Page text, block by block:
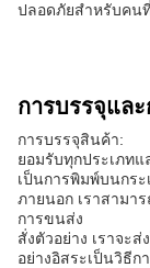
ปลอดภัยสําหรับคน
การบรรจุแล
การบรรจุสินค้า:
ยอมรับทุกประเภท
เป็นการพิมพ์บนกร
ภายนอก เราสามา
การขนส่ง
สั่งตัวอย่าง เราจะ
อย่างอิสระเป็นวิธี